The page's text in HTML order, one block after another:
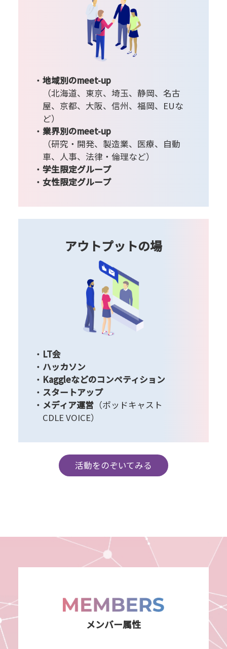
地域別のmeet-up
（北海道、東京、埼玉、静岡、名古
屋、京都、大阪、信州、福岡、EUな
ど）
業界別のmeet-up
（研究・開発、製造業、医療、自動
車、人事、法律・倫理など）
学生限定グループ
女性限定グループ
アウトプットの場
LT会
ハッカソン
Kaggleなどのコンペティション
スタートアップ
メディア運営（ポッドキャスト
CDLE VOICE）
活動をのぞいてみる
メンバー属性